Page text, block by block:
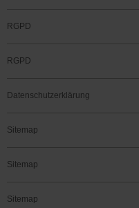
RGPD
RGPD
Datenschutzerklärung
Sitemap
Sitemap
Sitemap